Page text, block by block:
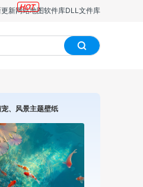
新网站地图软件库DLL文件库
、风景主题壁纸